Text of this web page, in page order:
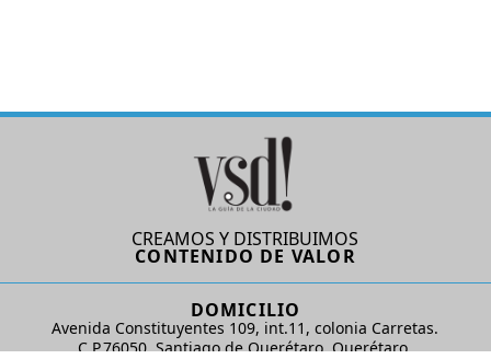
CREAMOS Y DISTRIBUIMOS
CONTENIDO DE VALOR
DOMICILIO
Avenida Constituyentes 109, int.11, colonia Carretas.
C.P.76050. Santiago de Querétaro, Querétaro.